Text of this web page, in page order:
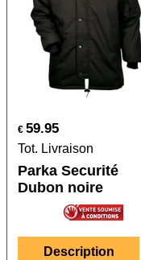
€ 59.95
Tot. Livraison
Parka Securité
Dubon noire
Description